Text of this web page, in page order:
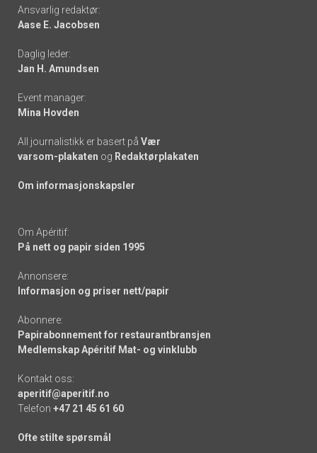
-
links
Ansvarlig redaktør:
Aase E. Jacobsen
Daglig leder:
Jan H. Amundsen
Event manager:
Mina Hovden
All journalistikk er basert på Vær
varsom-plakaten og Redaktørplakaten
Om informasjonskapsler
Om Apéritif:
På nett og papir siden 1995
Annonsere:
Informasjon og priser nett/papir
Abonnere:
Papirabonnement for restaurantbransjen
Medlemskap Apéritif Mat- og vinklubb
Kontakt oss:
aperitif@aperitif.no
Telefon +47 21 45 61 60
Ofte stilte spørsmål